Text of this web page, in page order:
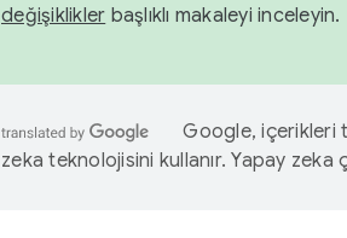
değişiklikler başlıklı makaleyi inceleyin.
Google, içerikleri
zeka teknolojisini kullanır. Yapay